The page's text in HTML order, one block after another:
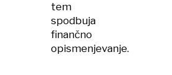
tem
spodbuja
finančno
opismenjevanje.